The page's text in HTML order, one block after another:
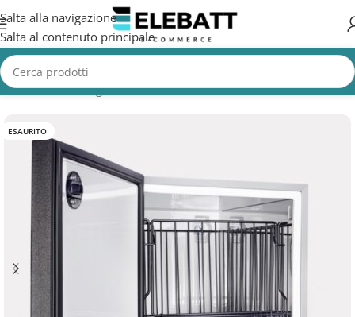
Salta alla navigazione
Salta al contenuto principale
Home/Non Categorizzata
ESAURITO